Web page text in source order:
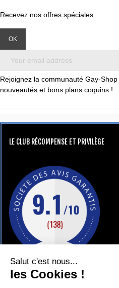
Recevez nos offres spéciales
Rejoignez la communauté Gay-
nouveautés et bons plans coquins !
LE CLUB RÉCOMPENSE ET PRIVILÈGE